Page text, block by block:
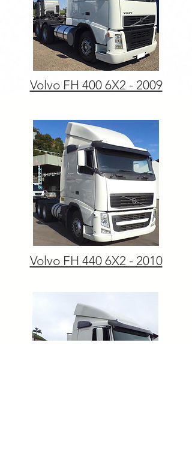
Volvo FH 400 6X2 - 2009
Volvo FH 440 6X2 - 2010